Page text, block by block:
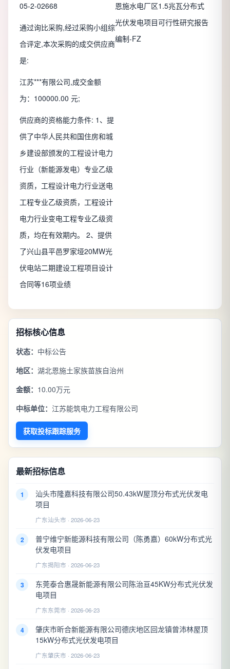
05-2-02668
通过询比采购,经过采购小组综
合评定,本次采购的成交供应商
是:
江苏***有限公司,成交金额
为：100000.00 元;
供应商的资格能力条件: 1、提
供了中华人民共和国住房和城
乡建设部颁发的工程设计电力
行业（新能源发电）专业乙级
资质，工程设计电力行业送电
工程专业乙级资质，工程设计
电力行业变电工程专业乙级资
质，均在有效期内。 2、提供
了兴山县平邑罗家垭20MW光
伏电站二期建设工程项目设计
合同等16项业绩
恩施水电厂区1.5兆瓦分布式
光伏发电项目可行性研究报告
编制-FZ
招标核心信息
状态： 中标公告
地区： 湖北恩施土家族苗族自治州
金额： 10.00万元
中标单位： 江苏能筑电力工程有限公司
获取投标跟踪服务
最新招标信息
1
汕头市隆嘉科技有限公司50.43kW屋顶分布式光伏发电
项目
广东汕头市 · 2026-06-23
2
普宁维宁新能源科技有限公司（陈勇嘉）60kW分布式光
伏发电项目
广东揭阳市 · 2026-06-23
3
东莞泰合惠晟新能源有限公司陈治亘45KW分布式光伏发
电项目
广东东莞市 · 2026-06-23
4
肇庆市昕合新能源有限公司德庆地区回龙镇曾沛林屋顶
15kW分布式光伏发电项目
广东肇庆市 · 2026-06-23